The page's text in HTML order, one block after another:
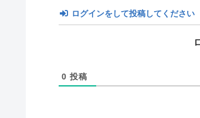
ログインをして投稿してください
0 投稿